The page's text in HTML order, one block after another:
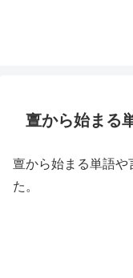
亶から始まる
亶から始まる単語や
た。